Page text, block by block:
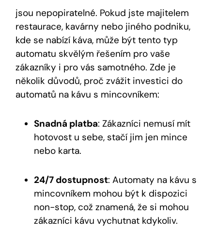
jsou nepopiratelné. Pokud jste majitelem
restaurace, kavárny nebo jiného podniku,
kde se nabízí káva, může být tento typ
automatu skvělým řešením pro vaše
zákazníky i pro vás samotného. Zde je
několik důvodů, proč zvážit investici do
automatů na kávu s mincovníkem:
Snadná platba: Zákazníci nemusí mít
hotovost u sebe, stačí jim jen mince
nebo karta.
24/7 dostupnost: Automaty na kávu s
mincovníkem mohou být k dispozici
non-stop, což znamená, že si mohou
zákazníci kávu vychutnat kdykoliv.